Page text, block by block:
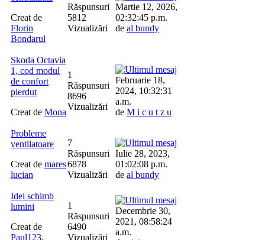
Creat de
Florin
Bondarul
Răspunsuri
5812
Vizualizări
Martie 12, 2026,
02:32:45 p.m.
de al bundy
Skoda Octavia
1, cod modul
de confort
pierdut
Creat de Mona
1
Răspunsuri
8696
Vizualizări
Februarie 18,
2024, 10:32:31
a.m.
de M i c u t z u
Probleme
ventilatoare
Creat de mares
lucian
7
Răspunsuri
6878
Vizualizări
Iulie 28, 2023,
01:02:08 p.m.
de al bundy
Idei schimb
lumini
Creat de
Paul123.
1
Răspunsuri
6490
Vizualizări
Decembrie 30,
2021, 08:58:24
a.m.